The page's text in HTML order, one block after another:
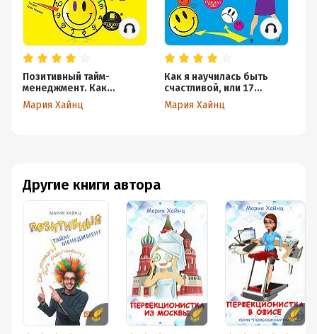
Другие книги автора
Позитивный тайм-
менеджмент. Как
успевать быть
счастливым
Мария Хайнц
Как я научилась быть
счастливой, или 17
экспериментов, которые
перевернули мою жизнь
Мария Хайнц